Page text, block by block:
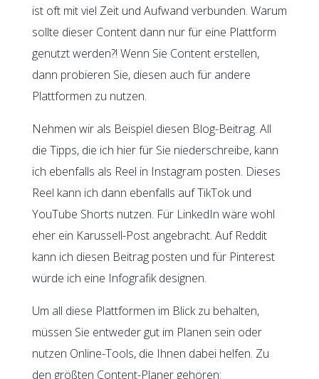
ist oft mit viel Zeit und Aufwand verbunden. Warum
sollte dieser Content dann nur für eine Plattform
genutzt werden?! Wenn Sie Content erstellen,
dann probieren Sie, diesen auch für andere
Plattformen zu nutzen.
Nehmen wir als Beispiel diesen Blog-Beitrag. All
die Tipps, die ich hier für Sie niederschreibe, kann
ich ebenfalls als Reel in Instagram posten. Dieses
Reel kann ich dann ebenfalls auf TikTok und
YouTube Shorts nutzen. Für LinkedIn wäre wohl
eher ein Karussell-Post angebracht. Auf Reddit
kann ich diesen Beitrag posten und für Pinterest
würde ich eine Infografik designen.
Um all diese Plattformen im Blick zu behalten,
müssen Sie entweder gut im Planen sein oder
nutzen Online-Tools, die Ihnen dabei helfen. Zu
den größten Content-Planer gehören: